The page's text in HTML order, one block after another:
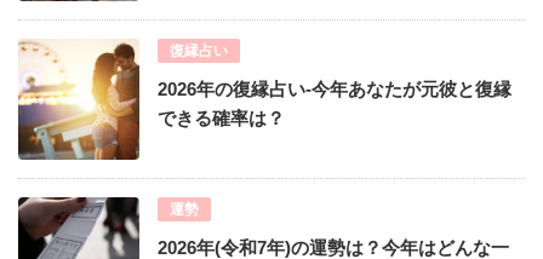
復縁占い
2026年の復縁占い-今年あなたが元彼と復縁
できる確率は？
運勢
2026年(令和7年)の運勢は？今年はどんな一